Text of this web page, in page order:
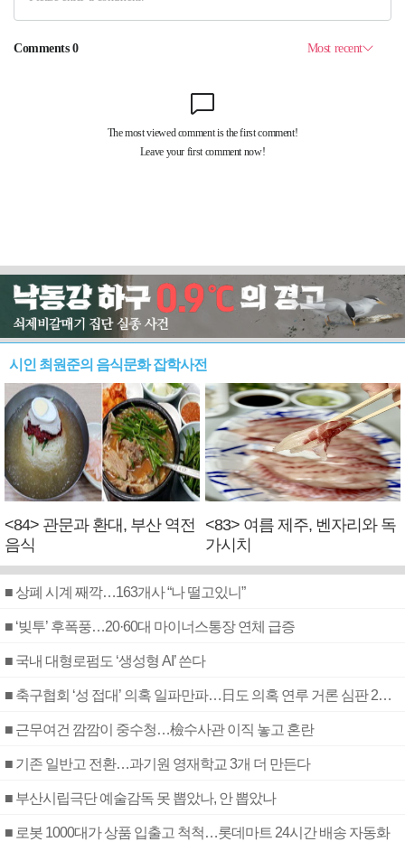
시인 최원준의 음식문화 잡학사전
<84> 관문과 환대, 부산 역전
음식
<83> 여름 제주, 벤자리와 독
가시치
■ 상폐 시계 째깍…163개사 “나 떨고있니”
■ ‘빚투’ 후폭풍…20·60대 마이너스통장 연체 급증
■ 국내 대형로펌도 ‘생성형 AI’ 쓴다
■ 축구협회 ‘성 접대’ 의혹 일파만파…日도 의혹 연루 거론 심판 2명 조사
■ 근무여건 깜깜이 중수청…檢수사관 이직 놓고 혼란
■ 기존 일반고 전환…과기원 영재학교 3개 더 만든다
■ 부산시립극단 예술감독 못 뽑았나, 안 뽑았나
■ 로봇 1000대가 상품 입출고 척척…롯데마트 24시간 배송 자동화